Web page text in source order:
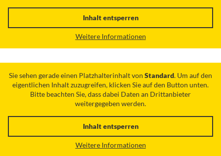
Inhalt entsperren
Weitere Informationen
Sie sehen gerade einen Platzhalterinhalt von Standard. Um auf den
eigentlichen Inhalt zuzugreifen, klicken Sie auf den Button unten.
Bitte beachten Sie, dass dabei Daten an Drittanbieter
weitergegeben werden.
Inhalt entsperren
Weitere Informationen